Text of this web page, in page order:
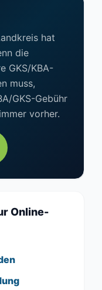
hat
die
GKS/KBA-
muss,
GKS-Gebühr
vorher.
Online-